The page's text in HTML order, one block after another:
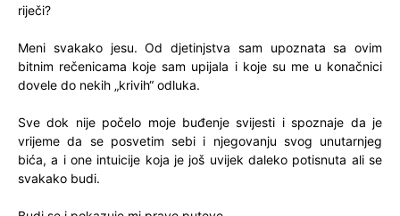
riječi?
Meni svakako jesu. Od djetinjstva sam upoznata sa ovim
bitnim rečenicama koje sam upijala i koje su me u konačnici
dovele do nekih „krivih“ odluka.
Sve dok nije počelo moje buđenje svijesti i spoznaje da je
vrijeme da se posvetim sebi i njegovanju svog unutarnjeg
bića, a i one intuicije koja je još uvijek daleko potisnuta ali se
svakako budi.